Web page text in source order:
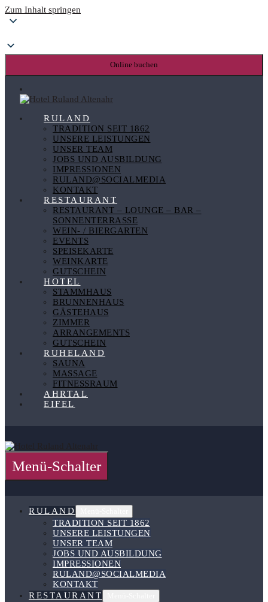
Zum Inhalt springen
Online buchen
RULAND
TRADITION SEIT 1862
UNSERE LEISTUNGEN
UNSER TEAM
JOBS UND AUSBILDUNG
IMPRESSIONEN
RULAND@SOCIALMEDIA
KONTAKT
RESTAURANT
RESTAURANT – LOUNGE – BAR –
SONNENTERRASSE
WEIN- / BIERGARTEN
EVENTS
SPEISEKARTE
WEINKARTE
GUTSCHEIN
HOTEL
STAMMHAUS
BRUNNENHAUS
GÄSTEHAUS
ZIMMER
ARRANGEMENTS
GUTSCHEIN
RUHELAND
SAUNA
MASSAGE
FITNESSRAUM
AHRTAL
EIFEL
Menü-Schalter
RULAND
TRADITION SEIT 1862
UNSERE LEISTUNGEN
UNSER TEAM
JOBS UND AUSBILDUNG
IMPRESSIONEN
RULAND@SOCIALMEDIA
KONTAKT
RESTAURANT